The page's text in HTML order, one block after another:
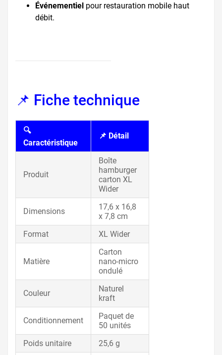
Événementiel pour restauration mobile haut
débit.
📌 Fiche technique
🔍
Caractéristique
📌 Détail
Produit
Boîte
hamburger
carton XL
Wider
Dimensions
17,6 x 16,8
x 7,8 cm
Format
XL Wider
Matière
Carton
nano-micro
ondulé
Couleur
Naturel
kraft
Conditionnement
Paquet de
50 unités
Poids unitaire
25,6 g